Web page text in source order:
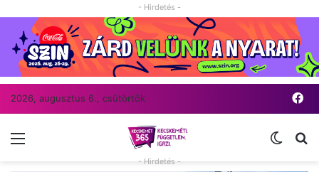
- Hirdetés -
2026, augusztus 6., csütörtök
Menü
- Hirdetés -